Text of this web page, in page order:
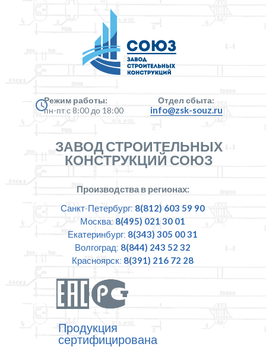
Режим работы:
пн-пт с 8:00 до 18:00
Отдел сбыта:
info@zsk-souz.ru
ЗАВОД СТРОИТЕЛЬНЫХ
КОНСТРУКЦИЙ СОЮЗ
Производства в регионах:
Санкт-Петербург: 8(812) 603 59 90
Москва: 8(495) 021 30 01
Екатеринбург: 8(343) 305 00 31
Волгоград: 8(844) 243 52 32
Красноярск: 8(391) 216 72 28
Продукция
сертифицирована